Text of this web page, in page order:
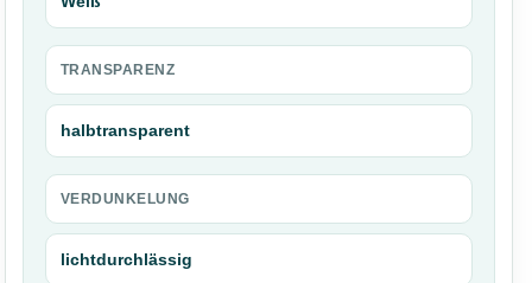
TRANSPARENZ
halbtransparent
VERDUNKELUNG
lichtdurchlässig